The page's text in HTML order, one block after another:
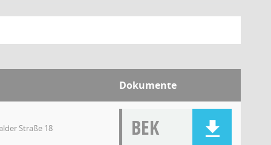
Dokumente
Straße 18 BEK